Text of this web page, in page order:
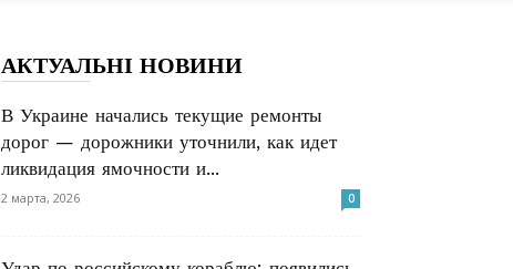
АКТУАЛЬНІ НОВИНИ
В Украине начались текущие ремонты
дорог — дорожники уточнили, как идет
ликвидация ямочности и...
2 марта, 2026 0